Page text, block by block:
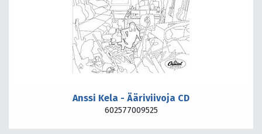
Anssi Kela - Ääriviivoja CD
602577009525